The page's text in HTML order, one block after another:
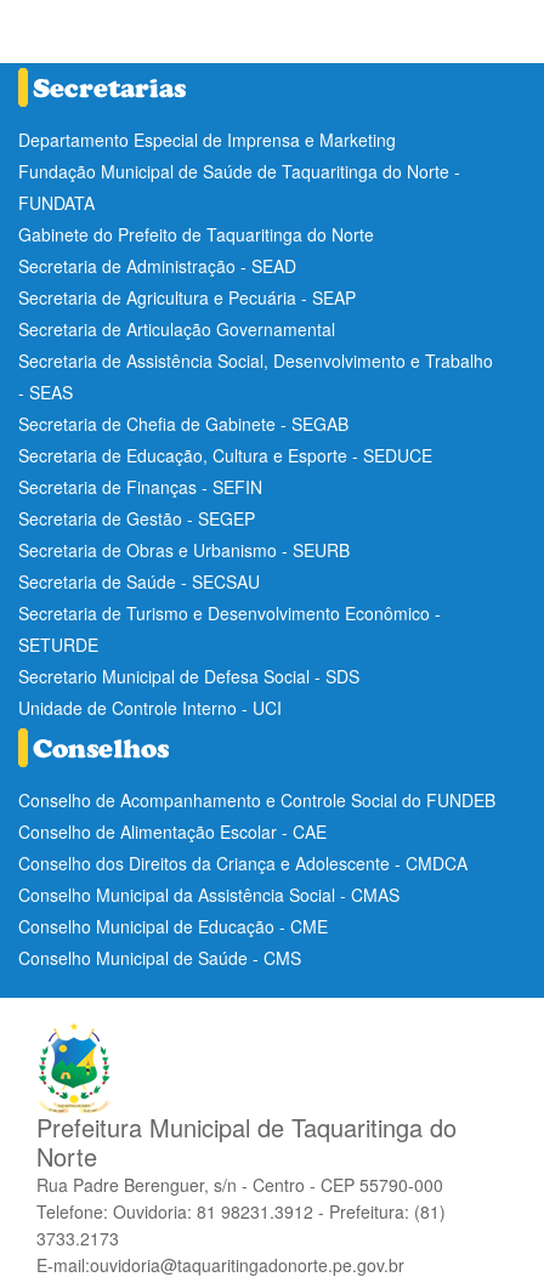
Departamento Especial de Imprensa e Marketing
Fundação Municipal de Saúde de Taquaritinga do Norte -
FUNDATA
Gabinete do Prefeito de Taquaritinga do Norte
Secretaria de Administração - SEAD
Secretaria de Agricultura e Pecuária - SEAP
Secretaria de Articulação Governamental
Secretaria de Assistência Social, Desenvolvimento e Trabalho
- SEAS
Secretaria de Chefia de Gabinete - SEGAB
Secretaria de Educação, Cultura e Esporte - SEDUCE
Secretaria de Finanças - SEFIN
Secretaria de Gestão - SEGEP
Secretaria de Obras e Urbanismo - SEURB
Secretaria de Saúde - SECSAU
Secretaria de Turismo e Desenvolvimento Econômico -
SETURDE
Secretario Municipal de Defesa Social - SDS
Unidade de Controle Interno - UCI
Conselho de Acompanhamento e Controle Social do FUNDEB
Conselho de Alimentação Escolar - CAE
Conselho dos Direitos da Criança e Adolescente - CMDCA
Conselho Municipal da Assistência Social - CMAS
Conselho Municipal de Educação - CME
Conselho Municipal de Saúde - CMS
Prefeitura Municipal de Taquaritinga do
Norte
Rua Padre Berenguer, s/n - Centro - CEP 55790-000
Telefone: Ouvidoria: 81 98231.3912 - Prefeitura: (81)
3733.2173
E-mail:ouvidoria@taquaritingadonorte.pe.gov.br